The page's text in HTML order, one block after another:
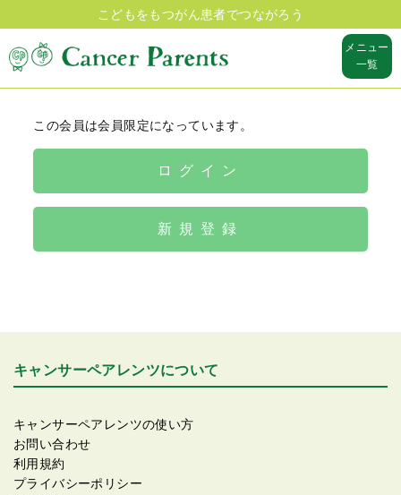
こどもをもつがん患者でつながろう
メニュー
一覧
この会員は会員限定になっています。
ログイン
新規登録
キャンサーペアレンツについて
キャンサーペアレンツの使い方
お問い合わせ
利用規約
プライバシーポリシー